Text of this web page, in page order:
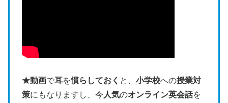
★動画で耳を慣らしておく と、 小学校への授業対
策にもなりますし、今 人気のオンライン英会話を